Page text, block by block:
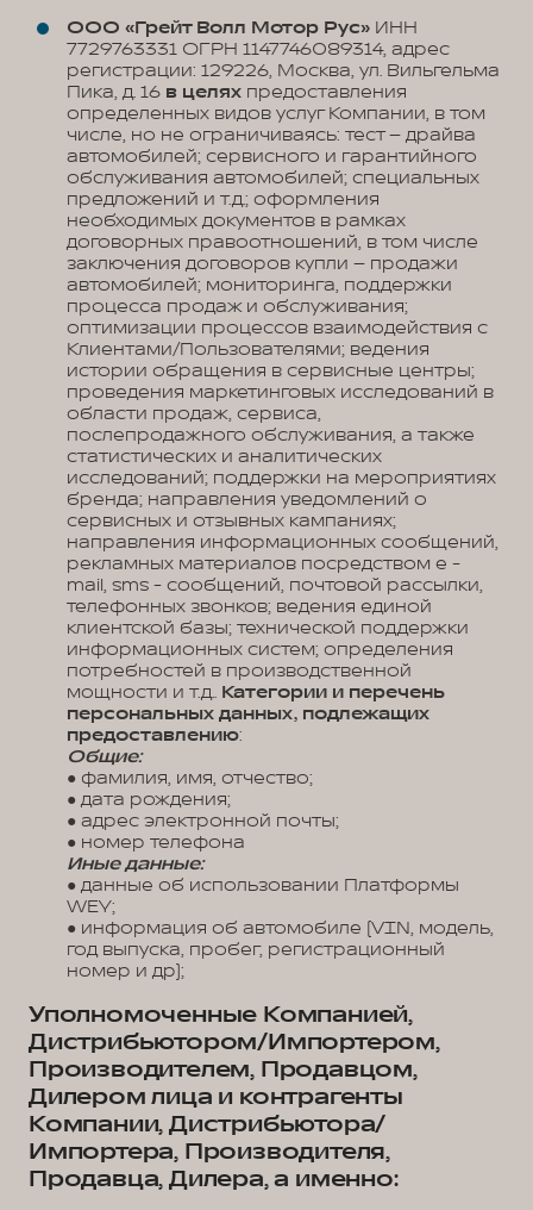
ООО «Грейт Волл Мотор Рус» ИНН
7729763331 ОГРН 1147746089314, адрес
регистрации: 129226, Москва, ул. Вильгельма
Пика, д. 16 в целях предоставления
определенных видов услуг Компании, в том
числе, но не ограничиваясь: тест – драйва
автомобилей; сервисного и гарантийного
обслуживания автомобилей; специальных
предложений и т.д.; оформления
необходимых документов в рамках
договорных правоотношений, в том числе
заключения договоров купли – продажи
автомобилей; мониторинга, поддержки
процесса продаж и обслуживания;
оптимизации процессов взаимодействия с
Клиентами/Пользователями; ведения
истории обращения в сервисные центры;
проведения маркетинговых исследований в
области продаж, сервиса,
послепродажного обслуживания, а также
статистических и аналитических
исследований; поддержки на мероприятиях
бренда; направления уведомлений о
сервисных и отзывных кампаниях;
направления информационных сообщений,
рекламных материалов посредством e -
mail, sms - сообщений, почтовой рассылки,
телефонных звонков; ведения единой
клиентской базы; технической поддержки
информационных систем; определения
потребностей в производственной
мощности и т.д.. Категории и перечень
персональных данных, подлежащих
предоставлению:
Общие:
● фамилия, имя, отчество;
● дата рождения;
● адрес электронной почты;
● номер телефона
Иные данные:
● данные об использовании Платформы
WEY;
● информация об автомобиле (VIN, модель,
год выпуска, пробег, регистрационный
номер и др);
Уполномоченные Компанией,
Дистрибьютором/Импортером,
Производителем, Продавцом,
Дилером лица и контрагенты
Компании, Дистрибьютора/
Импортера, Производителя,
Продавца, Дилера, а именно: